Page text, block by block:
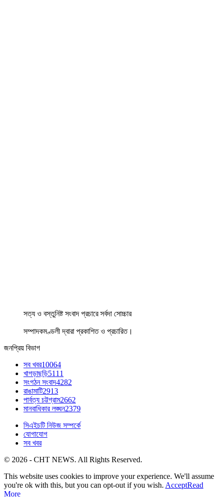
সত্য ও বস্তুনিষ্ট সংবাদ প্রচারে সর্বদা সোচ্চার
সম্পাদকমণ্ডলী দ্বারা প্রকাশিত ও প্রচারিত।
জনপ্রিয় বিভাগ
সব খবর10064
খাগড়াছড়ি5111
সংগঠন সংবাদ4282
রাঙামাটি2913
পার্বত্য চট্টগ্রাম2662
মানবাধিকার লঙ্ঘন2379
সিএইচটি নিউজ সম্পর্কে
যোগাযোগ
সব খবর
© 2026 - CHT NEWS. All Rights Reserved.
This website uses cookies to improve your experience. We'll assume
you're ok with this, but you can opt-out if you wish. AcceptRead
More